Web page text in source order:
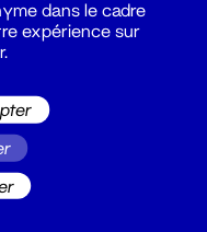
dans le cadre
expérience sur